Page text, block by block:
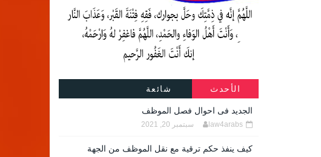
الأحدث شائعة
الجديد فى احوال فصل الموظف
law4arabs سبتمبر 20, 2021
كيف ينفذ حكم ترقية مع نقل الموظف من الجهة